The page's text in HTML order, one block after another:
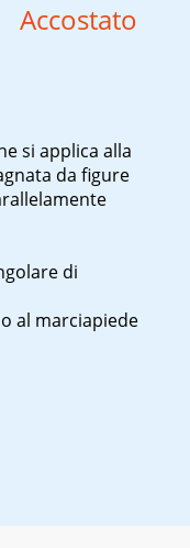
Accostato
si applica alla
da figure
di
al marciapiede